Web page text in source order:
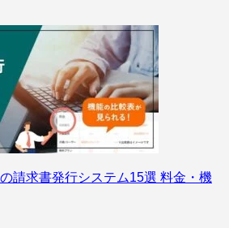
請求書発行システム15選 料金・機